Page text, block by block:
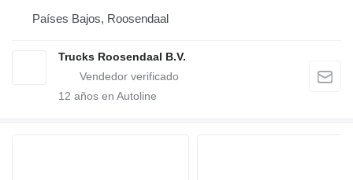
Países Bajos, Roosendaal
Trucks Roosendaal B.V.
12 años en Autoline